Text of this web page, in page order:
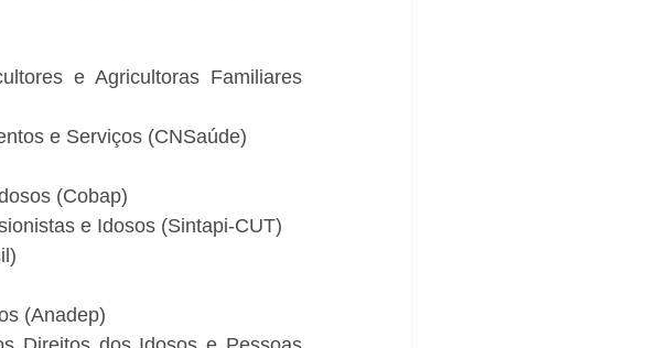
e Agricultoras Familiares
e Serviços (CNSaúde)
(Cobap)
e Idosos (Sintapi-CUT)
(Anadep)